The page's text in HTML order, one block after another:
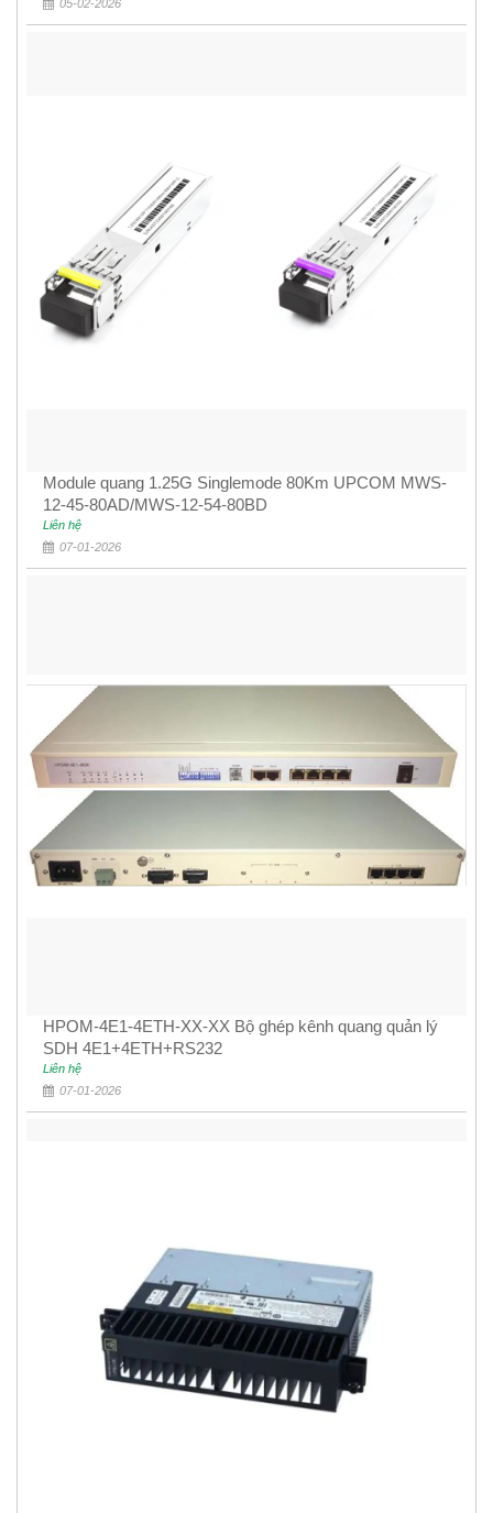
05-02-2026
Module quang 1.25G Singlemode 80Km UPCOM MWS-
12-45-80AD/MWS-12-54-80BD
Liên hệ
07-01-2026
HPOM-4E1-4ETH-XX-XX Bộ ghép kênh quang quản lý
SDH 4E1+4ETH+RS232
Liên hệ
07-01-2026